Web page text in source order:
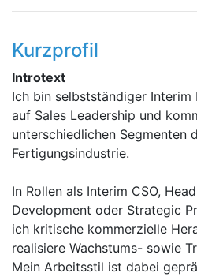
Kurzprofil
Introtext
Ich bin selbstständiger Interim
auf Sales Leadership und
unterschiedlichen Segmenten
Fertigungsindustrie.
In Rollen als Interim CSO,
Development oder Strategic
ich kritische kommerzielle
realisiere Wachstums- sowie
Mein Arbeitsstil ist dabei